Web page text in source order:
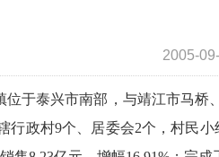
2005-
于泰兴市南部，与靖江市马桥
行政村9个、居委会2个，村民